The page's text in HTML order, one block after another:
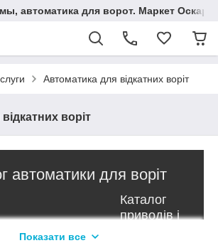
автоматика для ворот. Маркет Оскар.
Автоматика для відкатних воріт
воріт
автоматики для воріт
Каталог
приводів і
Показати все